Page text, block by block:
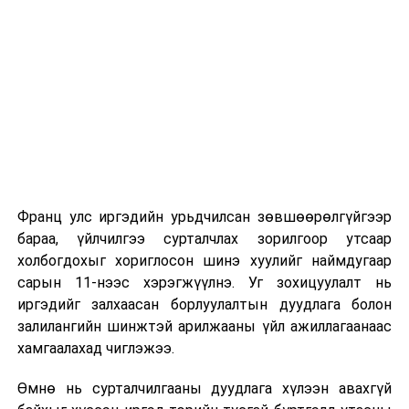
2026 оны 9 дүгээр сарын 13-наас оюутнуудыг
дотуур байранд оруулж эхэлнэ.
Сургууль, цэцэрлэгийн үйл ажиллагааны
зохицуулалт
2026 оны 8 дугаар сарын 17–28-ны өдрүүдэд
байранд элсэлт, бүртгэл болон бусад аливаа
Франц улс иргэдийн урьдчилсан зөвшөөрөлгүйгээр
бараа, үйлчилгээ сурталчлах зорилгоор утсаар
холбогдохыг хориглосон шинэ хуулийг наймдугаар
сарын 11-нээс хэрэгжүүлнэ. Уг зохицуулалт нь
иргэдийг залхаасан борлуулалтын дуудлага болон
залилангийн шинжтэй арилжааны үйл ажиллагаанаас
хамгаалахад чиглэжээ.
Өмнө нь сурталчилгааны дуудлага хүлээн авахгүй